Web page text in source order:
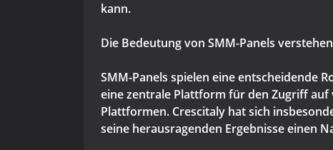
kann.
Die Bedeutung von SMM-Panels
SMM-Panels spielen eine entscheidende
eine zentrale Plattform für den Zugriff auf
Plattformen. Crescitaly hat sich
seine herausragenden Ergebnisse einen